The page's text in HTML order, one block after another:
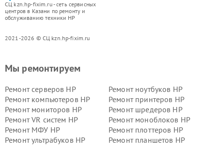
СЦ kzn.hp-fixim.ru - сеть сервисных
центров в Казани по ремонту и
обслуживанию техники HP
2021-2026 © СЦ kzn.hp-fixim.ru
Мы ремонтируем
Ремонт серверов HP
Ремонт ноутбуков HP
Ремонт компьютеров HP
Ремонт принтеров HP
Ремонт мониторов HP
Ремонт шредеров HP
Ремонт VR систем HP
Ремонт моноблоков HP
Ремонт МФУ HP
Ремонт плоттеров HP
Ремонт ультрабуков HP
Ремонт планшетов HP